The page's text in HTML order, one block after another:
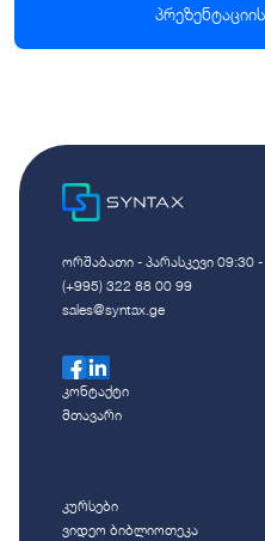
ორშაბათი - პარასკევი 09:30
(+995) 322 88 00 99
sales@syntax.ge
კონტაქტი
მთავარი
კურსები
ვიდეო ბიბლიოთეკა